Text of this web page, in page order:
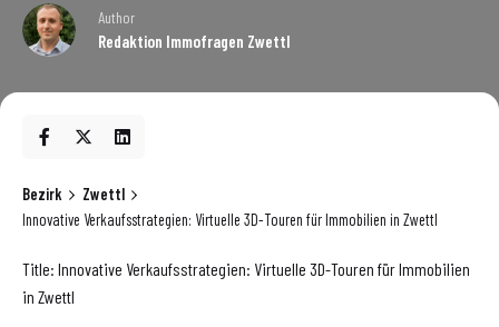
Author
Redaktion Immofragen Zwettl
Bezirk
Zwettl
Innovative Verkaufsstrategien: Virtuelle 3D-Touren für Immobilien in Zwettl
Title: Innovative Verkaufsstrategien: Virtuelle 3D-Touren für Immobilien
in Zwettl